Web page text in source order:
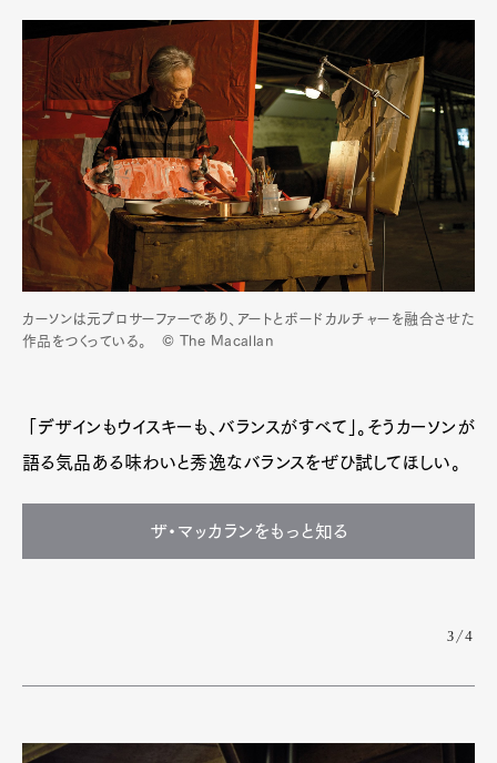
カーソンは元プロサーファーであり、アートとボードカルチャーを融合させた
作品をつくっている。 © The Macallan
「デザインもウイスキーも、バランスがすべて」。そうカーソンが
語る気品ある味わいと秀逸なバランスをぜひ試してほしい。
ザ・マッカランをもっと知る
3/4